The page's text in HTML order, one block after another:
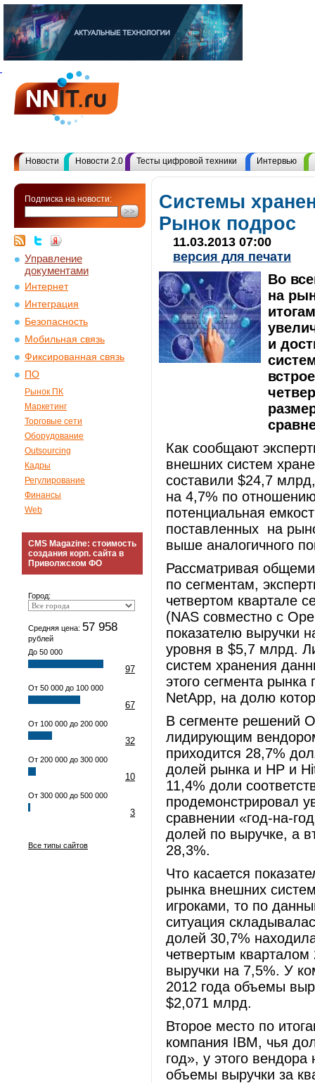
Новости Новости 2.0 Тесты цифровой техники Интервью
Подписка на новости:
Управление
документами
Интернет
Интеграция
Безопасность
Мобильная связь
Фиксированная связь
ПО
Рынок ПК
Маркетинг
Торговые сети
Оборудование
Outsourcing
Кадры
Регулирование
Финансы
Web
CMS Magazine: стоимость
создания корп. сайта в
Приволжском ФО
Город:
Средняя цена: 57 958
рублей
До 50 000
97
От 50 000 до 100 000
67
От 100 000 до 200 000
32
От 200 000 до 300 000
10
От 300 000 до 500 000
3
Все типы сайтов
Системы
Рынок подрос
11.03.2013 07:00
версия для печати
Во
на
и
Как сообщают
внешних систем
составили $24,7 млрд,
на 4,7% по
потенциальная
поставленных на
выше аналогичного
Рассматривая
по сегментам,
четвертом квартале
(NAS совместно с
показателю выручки
уровня в $5,7 млрд.
систем хранения
этого сегмента
NetApp, на долю
В сегменте решений
лидирующим
приходится 28,7%
долей рынка и HP и
11,4% доли
продемонстрировал
сравнении «год-на-
долей по выручке, а
28,3%.
Что касается
рынка внешних
игроками, то по
ситуация
долей 30,7%
четвертым кварталом
выручки на 7,5%. У
2012 года объемы
$2,071 млрд.
Второе место по
компания IBM, чья
год», у этого
объемы выручки за